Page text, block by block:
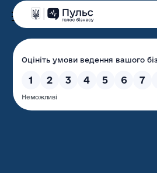
Волинська
державна